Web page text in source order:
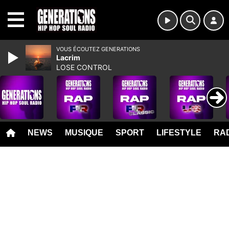
NEWS MUSIQUE SPORT LIFESTYLE
VOUS ÉCOUTEZ GENERATIONS
Lacrim
LOSE CONTROL